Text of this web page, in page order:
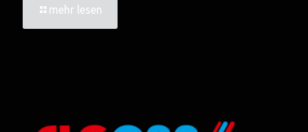
mehr lesen